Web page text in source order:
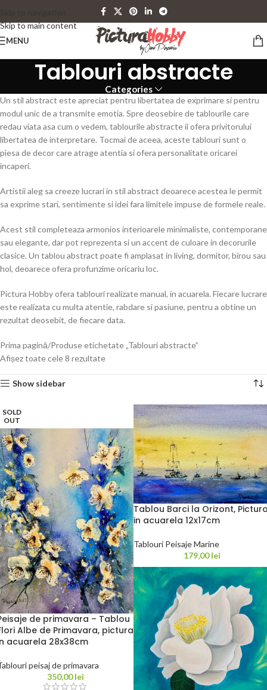
Skip to main content
MENU
Tablouri abstracte
Categories
Un stil abstract este apreciat pentru libertatea de exprimare si pentru
modul unic de a transmite emotia. Spre deosebire de tablourile care
redau viata asa cum o vedem, tablourile abstracte ii ofera privitorului
libertatea de interpretare. Tocmai de aceea, aceste tablouri sunt o
piesa de decor care atrage atentia si ofera personalitate oricarei
incaperi.
Artistii aleg sa creeze lucrari in stil abstract deoarece acestea le permit
sa exprime stari, sentimente si idei fara limitele impuse de formele reale.
Acest stil completeaza armonios interioarele minimaliste, contemporane
sau elegante, dar pot reprezenta si un accent de culoare in decorurile
clasice. Un tablou abstract poate fi amplasat in living, dormitor, birou sau
hol, deoarece ofera profunzime oricariu loc.
Pictura Hobby ofera tablouri realizate manual, in acuarela. Fiecare lucrare
este realizata cu multa atentie, rabdare si pasiune, pentru a obtine un
rezultat deosebit, de fiecare data.
Prima pagină Produse etichetate „Tablouri abstracte”
Afișez toate cele 8 rezultate
Show sidebar
SOLD
OUT
de primavara – Tablou
Albe de Primavara, pictura
acuarela 28x38cm
peisaj de primavara
350,00lei
Tablou Barci la Orizont,
in acuarela 12x17cm
Tablouri Peisaje Marine
179,00lei